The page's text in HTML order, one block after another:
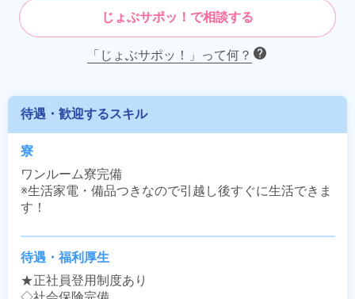
じょぶサポッ！で相談する
「じょぶサポッ！」って何？
待遇・歓迎するスキル
寮
ワンルーム寮完備
※生活家電・備品つきなので引越し後すぐに生活できま
す！
待遇・福利厚生
★正社員登用制度あり